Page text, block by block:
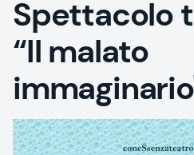
Spettacolo
“Il malato